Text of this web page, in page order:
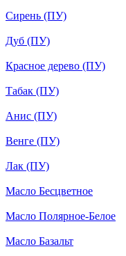
Сирень (ПУ)
Дуб (ПУ)
Красное дерево (ПУ)
Табак (ПУ)
Анис (ПУ)
Венге (ПУ)
Лак (ПУ)
Масло Бесцветное
Масло Полярное-Белое
Масло Базальт